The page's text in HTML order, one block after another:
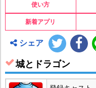
使い方
新着アプリ
シェア
城とドラゴン